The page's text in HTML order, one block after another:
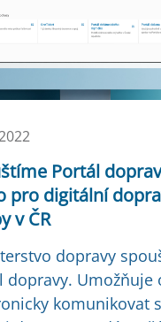
Portál
pro digitální
v ČR
dopravy
dopravy. Umožňuje
komunikovat